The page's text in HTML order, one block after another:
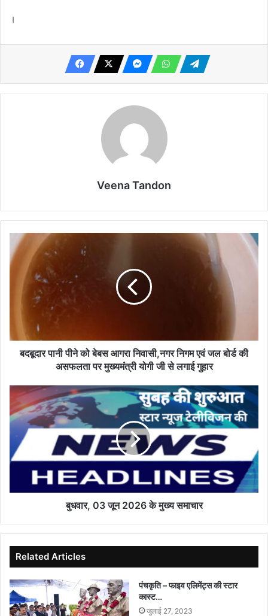
।
Veena Tandon
बदबूदार
पानी
पीने
एवं
जल
असफलता
पर
मुख्यमंत्री
योगी
जी
से
लगाई
बदबूदार पानी पीने को बेबस आगरा निवासी,नगर निगम एवं जल बोर्ड की
असफलता पर मुख्यमंत्री योगी जी से लगाई गुहार
बुधवार,
03
जून
2026
मुख्य
समाचार
बुधवार, 03 जून 2026 के मुख्य समाचार
Related Articles
पंचकृति – फाइव एलिमेंट्स की स्टार
कास्ट…
जुलाई 27, 2023